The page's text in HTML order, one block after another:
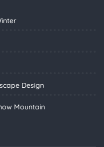
Design
Mountain